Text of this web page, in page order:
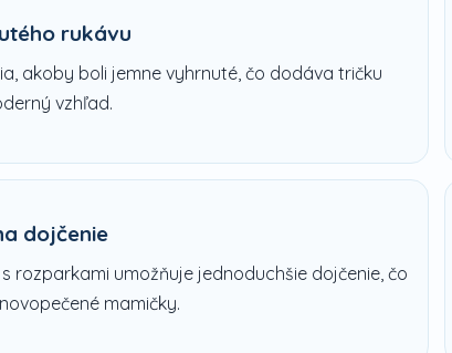
rukávu
akoby boli jemne vyhrnuté, čo dodáva tričku
vzhľad.
dojčenie
rozparkami umožňuje jednoduchšie dojčenie, čo
mamičky.